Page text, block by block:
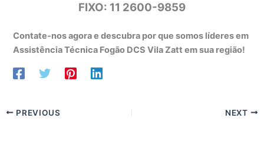
FIXO: 11 2600-9859
Contate-nos agora e descubra por que somos líderes em
Assistência Técnica Fogão DCS Vila Zatt em sua região!
PREVIOUS NEXT